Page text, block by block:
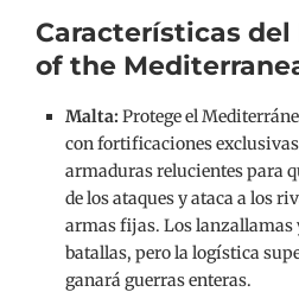
Características del
of the
Malta:Protege el
con fortificaciones
armaduras relucientes para
de los ataques y ataca a los
armas fijas. Los lanzallamas
batallas, pero la logística
ganará guerras enteras.